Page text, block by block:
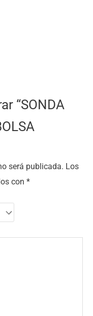
“SONDA
será publicada. Los
con *